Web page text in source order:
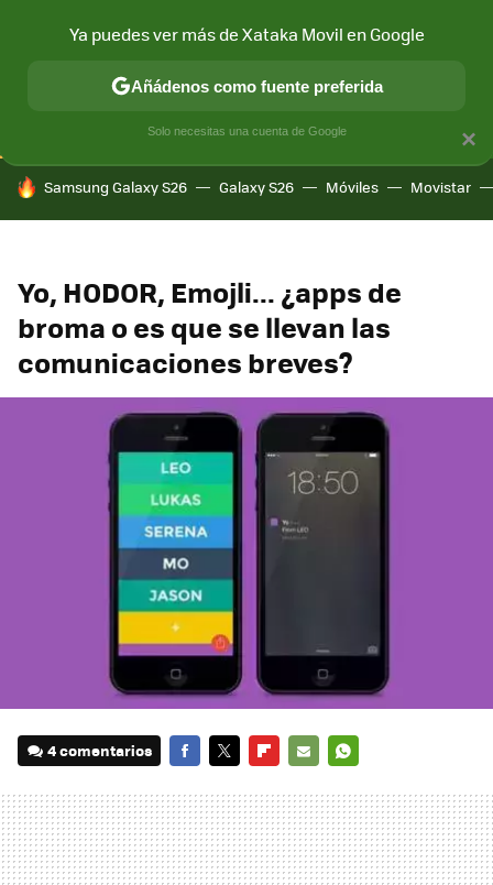
CONECTIVIDAD MÓVIL Y SOCIEDAD APLICACIONES
HOY SE HABLA DE
Samsung Galaxy S26 Galaxy S26 Móviles Movistar
Yo, HODOR, Emojli... ¿apps de
broma o es que se llevan las
comunicaciones breves?
4 comentarios
MAIL
×
Ya puedes ver más de Xataka Movil en Google
Añádenos como fuente preferida
Solo necesitas una cuenta de Google